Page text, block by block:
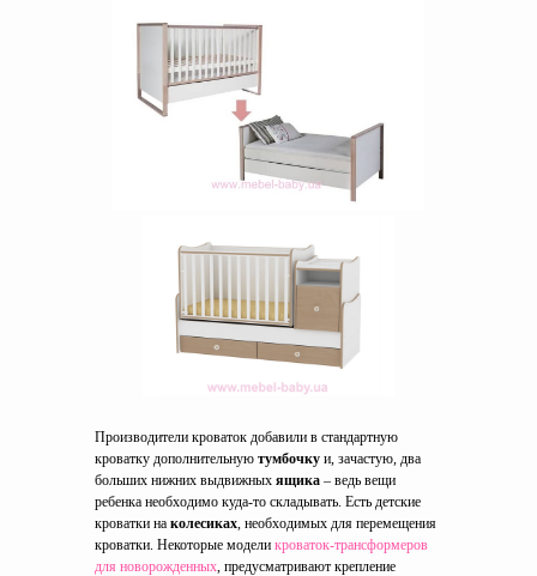
Производители кроваток добавили в стандартную
кроватку дополнительную тумбочку и, зачастую, два
больших нижних выдвижных ящика – ведь вещи
ребенка необходимо куда-то складывать. Есть детские
кроватки на колесиках, необходимых для перемещения
кроватки. Некоторые модели кроваток-трансформеров
для новорожденных, предусматривают крепление